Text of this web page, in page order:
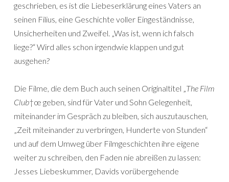
geschrieben, es ist die Liebeserklärung eines Vaters an
seinen Filius, eine Geschichte voller Eingeständnisse,
Unsicherheiten und Zweifel. „Was ist, wenn ich falsch
liege?“ Wird alles schon irgendwie klappen und gut
ausgehen?
Die Filme, die dem Buch auch seinen Originaltitel „The Film
Club†œ geben, sind für Vater und Sohn Gelegenheit,
miteinander im Gespräch zu bleiben, sich auszutauschen,
„Zeit miteinander zu verbringen, Hunderte von Stunden“
und auf dem Umweg über Filmgeschichten ihre eigene
weiter zu schreiben, den Faden nie abreißen zu lassen:
Jesses Liebeskummer, Davids vorübergehende